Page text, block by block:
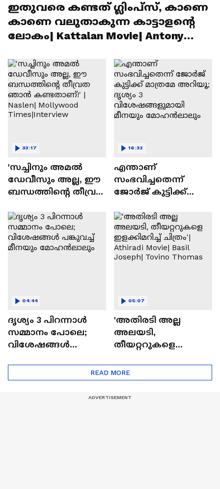
ഇതുവരെ കണ്ടത് ഗ്ലിംപ്സ്, കാണെ
കാണെ വലുതാകുന്ന കാട്ടാളൻ്റെ
ലോകം| Kattalan Movie| Antony
'സച്ചിനും അമൽ
ഡേവീസും അല്ല, ഈ
ബന്ധത്തിൻ്റെ തീവ്രത
Naslen| Mollywood
Times|Interview
33:17
എന്താണ്
സംഭവിച്ചതെന്ന്
ജോർജ് കുട്ടിക്ക്
ദൃശ്യം 3
വിശേഷങ്ങളുമായി
മീനയും
മോഹൻലാലും
16:32
ദൃശ്യം 3 പിറന്നാൾ
സമ്മാനം പോലെ;
വിശേഷങ്ങൾ
04:44
'അതിരടി അല്ല
അലയടി,
തീയറ്ററുകളെ
Athiradi Movie| Basil
Joseph| Tovino
05:07
READ MORE